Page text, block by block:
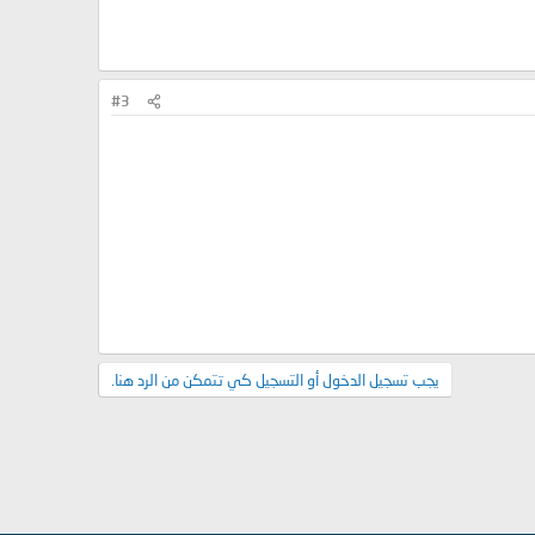
#3
يجب تسجيل الدخول أو التسجيل كي تتمكن من الرد هنا.